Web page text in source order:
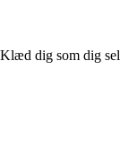
Klæd dig som dig